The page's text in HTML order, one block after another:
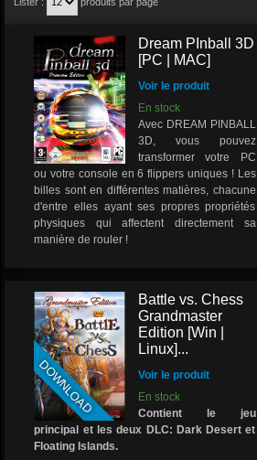
Dream PInball 3D
[PC | MAC]
Voir le produit
En stock
Avec DREAM PINBALL
3D, vous pouvez
transformer votre PC
ou votre console en 6 flippers uniques ! Les
billes sont en différentes matières, chacune
d'entre elles ayant ses propres propriétés
physiques qui affectent directement sa
manière de rouler !
DOWNLOAD
Battle vs. Chess
Grandmaster
Edition [Win |
Linux]...
Voir le produit
En stock
Contient le jeu
principal et les deux DLC: Dark Desert et
Floating Islands.